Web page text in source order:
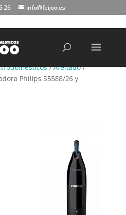
26 info@feijoo.es
/Afeitado/
Philips S5588/26 y